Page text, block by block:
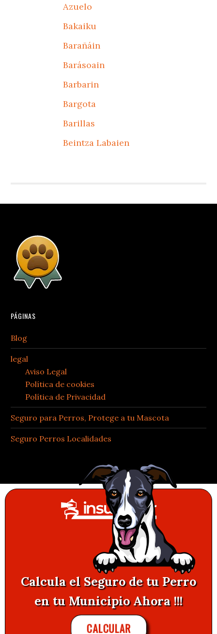
Azuelo
Bakaiku
Barañáin
Barásoain
Barbarin
Bargota
Barillas
Beintza Labaien
PÁGINAS
Blog
legal
Aviso Legal
Política de cookies
Política de Privacidad
Seguro para Perros, Protege a tu Mascota
Seguro Perros Localidades
Calcula el Seguro de tu Perro
en tu Municipio Ahora !!!
CALCULAR